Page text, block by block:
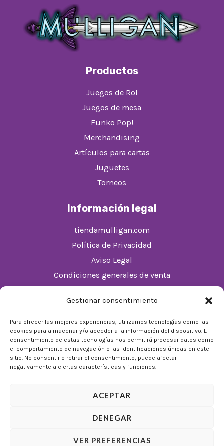
Gestionar consentimiento
Para ofrecer las mejores experiencias, utilizamos tecnologías como las
cookies para almacenar y/o acceder a la información del dispositivo. El
consentimiento de estas tecnologías nos permitirá procesar datos como
el comportamiento de navegación o las identificaciones únicas en este
sitio. No consentir o retirar el consentimiento, puede afectar
negativamente a ciertas características y funciones.
ACEPTAR
DENEGAR
VER PREFERENCIAS
Productos
Juegos de Rol
Juegos de mesa
Funko Pop!
Merchandising
Artículos para cartas
Juguetes
Torneos
Información legal
tiendamulligan.com
Política de Privacidad
Aviso Legal
Condiciones generales de venta
De Lunes a Domingos de 10:00 a 22:00
Festivos sujetos al horario del Málaga Factory
© 2026 Tienda Mulligan │ Desarrollado por